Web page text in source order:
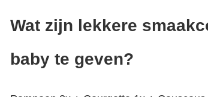
Wat zijn lekkere
baby te geven?